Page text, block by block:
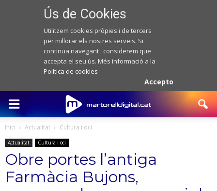
Ús de Cookies
Utilitzem cookies pròpies i de tercers
per millorar els nostres serveis. Si
continua navegant , considerem que
accepta el seu ús. Més informació a la
Política de cookies
Accepto
Inici Actualitat Cultura i oci
Actualitat Cultura i oci
Obre portes l’antiga
Farmàcia Bujons,